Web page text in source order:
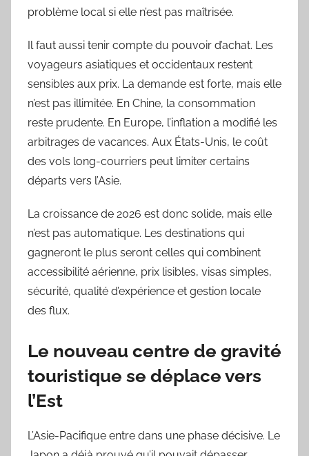
problème local si elle n’est pas maîtrisée.
Il faut aussi tenir compte du pouvoir d’achat. Les
voyageurs asiatiques et occidentaux restent
sensibles aux prix. La demande est forte, mais elle
n’est pas illimitée. En Chine, la consommation
reste prudente. En Europe, l’inflation a modifié les
arbitrages de vacances. Aux États-Unis, le coût
des vols long-courriers peut limiter certains
départs vers l’Asie.
La croissance de 2026 est donc solide, mais elle
n’est pas automatique. Les destinations qui
gagneront le plus seront celles qui combinent
accessibilité aérienne, prix lisibles, visas simples,
sécurité, qualité d’expérience et gestion locale
des flux.
Le nouveau centre de gravité
touristique se déplace vers
l’Est
L’Asie-Pacifique entre dans une phase décisive. Le